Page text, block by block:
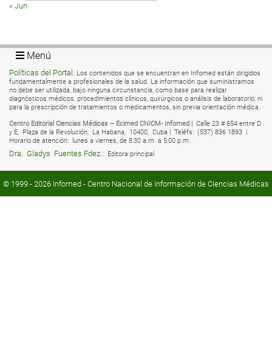
« Jun
Menú
Políticas del Portal . Los contenidos que se encuentran en Infomed están dirigidos
fundamentalmente a profesionales de la salud. La información que suministramos
no debe ser utilizada, bajo ninguna circunstancia, como base para realizar
diagnósticos médicos, procedimientos clínicos, quirúrgicos o análisis de laboratorio, ni
para la prescripción de tratamientos o medicamentos, sin previa orientación médica.
Centro Editorial Ciencias Médicas – Ecimed CNICM- Infomed | Calle 23 # 654 entre D
y E, Plaza de la Revolución, La Habana, 10400, Cuba | Teléfs: (537) 836 1893 |
Horario de atención:
lunes a viernes, de 8:30 a.m. a 5:00 p.m.
Dra. Gladys Fuentes Fdez.: Editora principal
© 1999 - 2026 Infomed - Centro Nacional de Información de Ciencias Médicas